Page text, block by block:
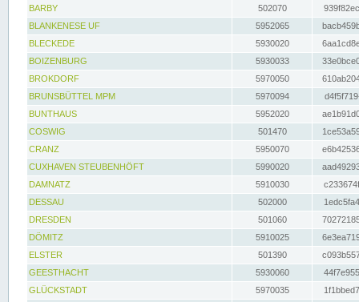
BARBY
502070
BLANKENESE UF
5952065
BLECKEDE
5930020
BOIZENBURG
5930033
BROKDORF
5970050
BRUNSBÜTTEL MPM
5970094
BUNTHAUS
5952020
COSWIG
501470
CRANZ
5950070
CUXHAVEN STEUBENHÖFT
5990020
DAMNATZ
5910030
DESSAU
502000
DRESDEN
501060
DÖMITZ
5910025
ELSTER
501390
GEESTHACHT
5930060
GLÜCKSTADT
5970035